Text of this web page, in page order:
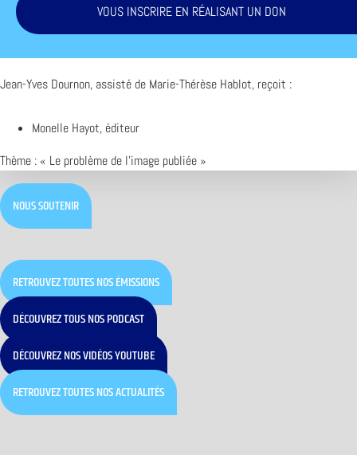
VOUS INSCRIRE EN RÉALISANT UN DON
Jean-Yves Dournon, assisté de Marie-Thérèse Hablot, reçoit :
Monelle Hayot, éditeur
Thème : « Le problème de l’image publiée »
NOUS SOUTENIR
RETROUVEZ TOUTES NOS ÉMISSIONS
DÉCOUVREZ TOUS NOS PODCAST
DÉCOUVREZ NOS VIDÉOS YOUTUBE
RETROUVEZ TOUTES NOS ACTUALITÉS